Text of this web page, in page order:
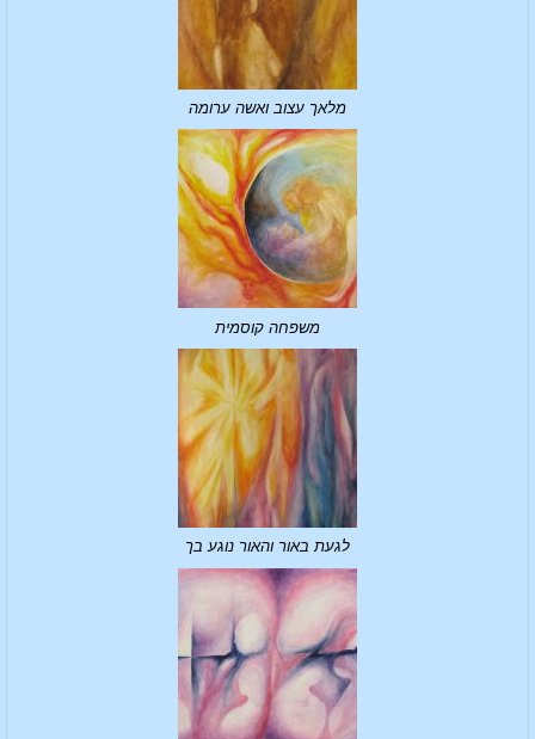
מלאך עצוב ואשה ערומה
משפחה קוסמית
לגעת באור והאור נוגע בך